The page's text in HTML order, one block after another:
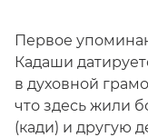
Первое
Кадаши
в духовной
что здесь жили
(кади) и другую